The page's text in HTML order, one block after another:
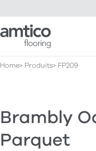
Amtico Flooring
Home Produits FP209
Brambly
Parquet